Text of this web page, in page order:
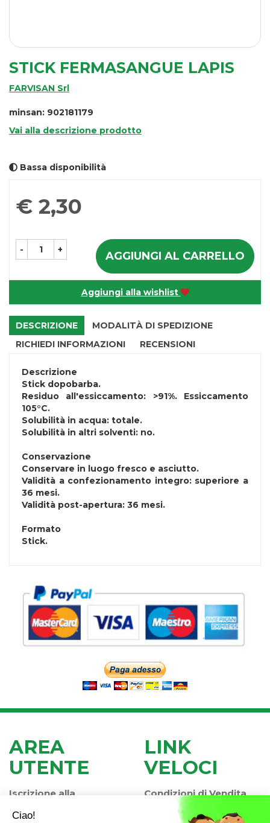
STICK FERMASANGUE LAPIS
FARVISAN Srl
minsan: 902181179
Vai alla descrizione prodotto
Bassa disponibilità
Prezzo
€ 2,30
- + AGGIUNGI AL CARRELLO
Aggiungi alla wishlist
DESCRIZIONE
MODALITÀ DI SPEDIZIONE
RICHIEDI INFORMAZIONI
RECENSIONI
Descrizione
Stick dopobarba.
Residuo all'essiccamento: >91%. Essiccamento
105°C.
Solubilità in acqua: totale.
Solubilità in altri solventi: no.
Conservazione
Conservare in luogo fresco e asciutto.
Validità a confezionamento integro: superiore a
36 mesi.
Validità post-apertura: 36 mesi.
Formato
Stick.
AREA
UTENTE
Iscrizione alla
Newsletter
LINK
VELOCI
Condizioni di Vendita
Modalità di Pagamento